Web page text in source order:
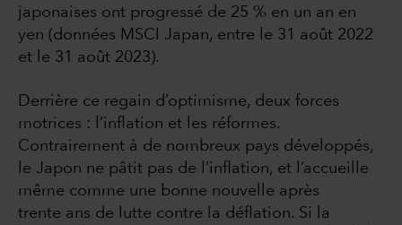
japonaises ont progressé de 25 % en un an en
yen (données MSCI Japan, entre le 31 août 2022
et le 31 août 2023).
Derrière ce regain d’optimisme, deux forces
motrices : l’inflation et les réformes.
Contrairement à de nombreux pays développés,
le Japon ne pâtit pas de l’inflation, et l’accueille
même comme une bonne nouvelle après
trente ans de lutte contre la déflation. Si la